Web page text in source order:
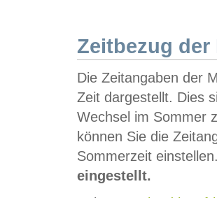
Zeitbezug der
Die Zeitangaben der
Zeit dargestellt. Dies
Wechsel im Sommer
können Sie die
Sommerzeit
eingestellt.